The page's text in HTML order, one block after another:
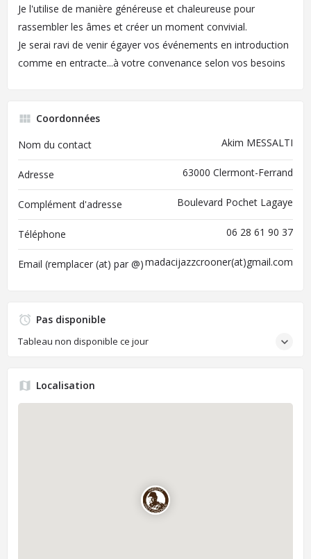
Je l'utilise de manière généreuse et chaleureuse pour
rassembler les âmes et créer un moment convivial.
Je serai ravi de venir égayer vos événements en introduction
comme en entracte...à votre convenance selon vos besoins
Coordonnées
Nom du contact
Akim MESSALTI
Adresse 63000 Clermont-Ferrand
Complément d'adresse Boulevard Pochet Lagaye
Téléphone 06 28 61 90 37
Email (remplacer (at) par @)madacijazzcrooner(at)gmail.com
Pas disponible
Tableau non disponible ce jour
Localisation